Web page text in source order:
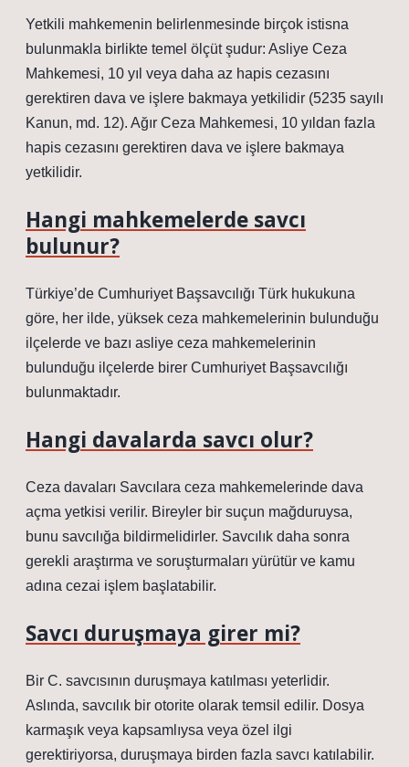
Yetkili mahkemenin belirlenmesinde birçok istisna
bulunmakla birlikte temel ölçüt şudur: Asliye Ceza
Mahkemesi, 10 yıl veya daha az hapis cezasını
gerektiren dava ve işlere bakmaya yetkilidir (5235 sayılı
Kanun, md. 12). Ağır Ceza Mahkemesi, 10 yıldan fazla
hapis cezasını gerektiren dava ve işlere bakmaya
yetkilidir.
Hangi mahkemelerde savcı
bulunur?
Türkiye’de Cumhuriyet Başsavcılığı Türk hukukuna
göre, her ilde, yüksek ceza mahkemelerinin bulunduğu
ilçelerde ve bazı asliye ceza mahkemelerinin
bulunduğu ilçelerde birer Cumhuriyet Başsavcılığı
bulunmaktadır.
Hangi davalarda savcı olur?
Ceza davaları Savcılara ceza mahkemelerinde dava
açma yetkisi verilir. Bireyler bir suçun mağduruysa,
bunu savcılığa bildirmelidirler. Savcılık daha sonra
gerekli araştırma ve soruşturmaları yürütür ve kamu
adına cezai işlem başlatabilir.
Savcı duruşmaya girer mi?
Bir C. savcısının duruşmaya katılması yeterlidir.
Aslında, savcılık bir otorite olarak temsil edilir. Dosya
karmaşık veya kapsamlıysa veya özel ilgi
gerektiriyorsa, duruşmaya birden fazla savcı katılabilir.